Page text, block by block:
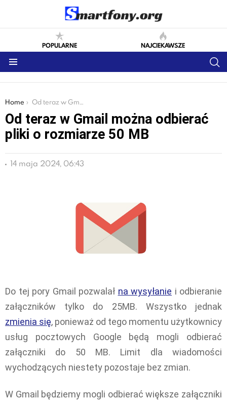
POPULARNE NAJCIEKAWSZE
You are here:
Home Od teraz w Gmail można odbierać pliki o rozmiarze 50 MB
Od teraz w Gmail można odbierać
pliki o rozmiarze 50 MB
14 maja 2024, 06:43
Do tej pory Gmail pozwalał na wysyłanie i odbieranie
załączników tylko do 25MB. Wszystko jednak
zmienia się, ponieważ od tego momentu użytkownicy
usług pocztowych Google będą mogli odbierać
załączniki do 50 MB. Limit dla wiadomości
wychodzących niestety pozostaje bez zmian.
W Gmail będziemy mogli odbierać większe załączniki